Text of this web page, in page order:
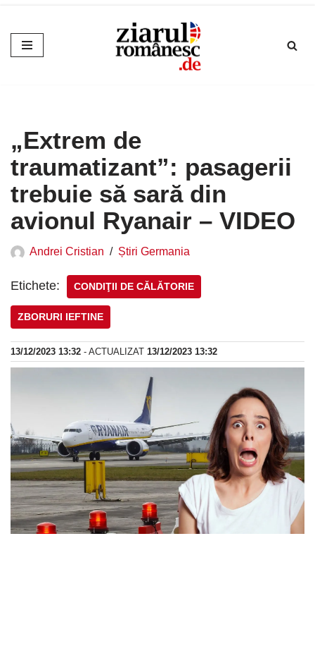
Sari
la
„Extrem de
traumatizant”: pasagerii
trebuie să sară din
avionul Ryanair – VIDEO
Andrei Cristian Știri Germania
Etichete: CONDIŢII DE CĂLĂTORIE
ZBORURI IEFTINE
13/12/2023 13:32 - ACTUALIZAT 13/12/2023 13:32